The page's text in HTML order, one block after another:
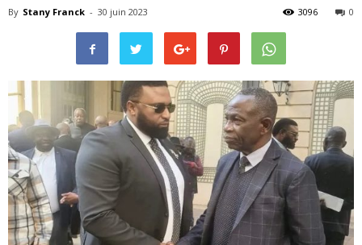
By Stany Franck - 30 juin 2023 0
3096